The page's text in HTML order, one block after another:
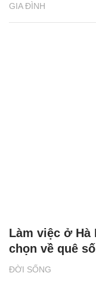
GIA ĐÌNH
ĐỜI SỐNG
Làm việc ở Hà
chọn về quê